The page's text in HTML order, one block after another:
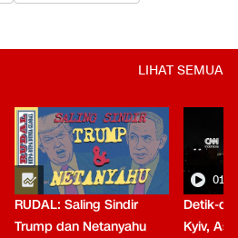
LIHAT SEMUA
RUDAL: Saling Sindir
Trump dan Netanyahu
Detik-
Kyiv,